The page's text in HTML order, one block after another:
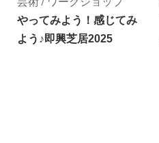
やってみよう！感じてみ
よう♪即興芝居2025